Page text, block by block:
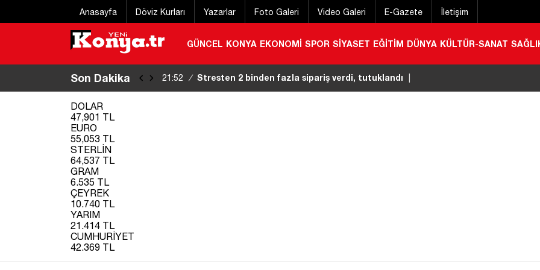
Anasayfa Döviz Kurları Yazarlar Foto Galeri Video Galeri E-Gazete İletişim
GÜNCEL KONYA EKONOMİ SPOR SİYASET EĞİTİM DÜNYA KÜLTÜR-SANAT
Son Dakika 21:52 / Stresten 2 binden fazla sipariş verdi, tutuklandı
DOLAR
47,901 TL
EURO
55,053 TL
STERLİN
64,537 TL
GRAM
6.535 TL
ÇEYREK
10.740 TL
YARIM
21.414 TL
CUMHURİYET
42.369 TL